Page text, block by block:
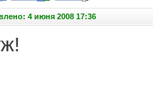
4 июня 2008 17:36